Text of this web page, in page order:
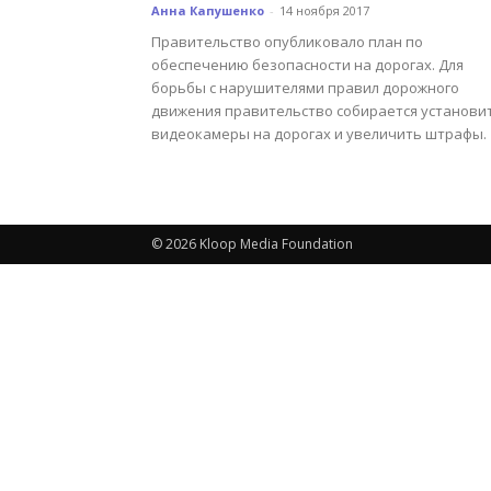
Анна Капушенко - 14 ноября 2017
Правительство опубликовало план по
обеспечению безопасности на дорогах. Для
борьбы с нарушителями правил дорожного
движения правительство собирается
видеокамеры на дорогах и увеличить штрафы.
© 2026 Kloop Media Foundation